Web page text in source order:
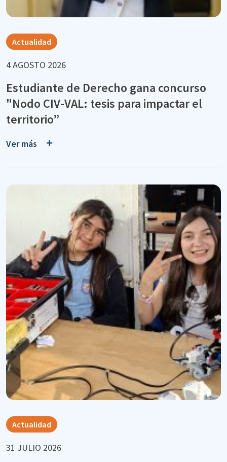
Actualidad
4 AGOSTO 2026
Estudiante de Derecho gana concurso
"Nodo CIV-VAL: tesis para impactar el
territorio”
Ver más
Actualidad
31 JULIO 2026